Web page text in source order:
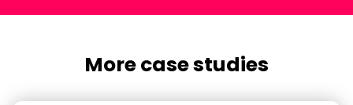
More case studies